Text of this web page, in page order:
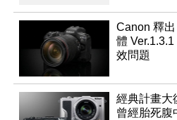
Canon 釋
體
效問題
經典計畫大
曾經胎死腹